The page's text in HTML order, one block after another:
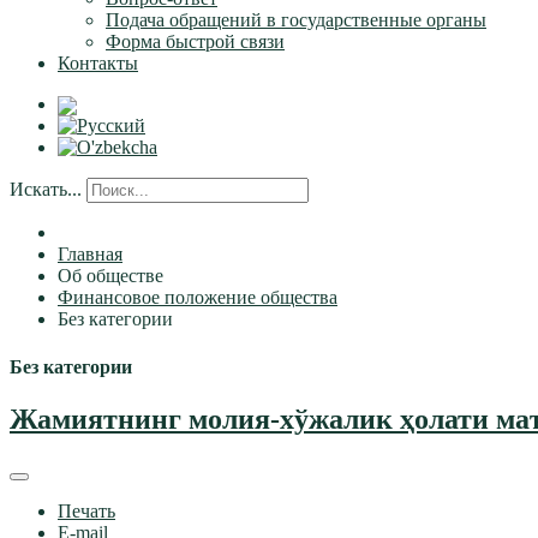
Подача обращений в государственные органы
Форма быстрой связи
Контакты
Искать...
Главная
Об обществе
Финансовое положение общества
Без категории
Без категории
Жамиятнинг молия-хўжалик ҳолати
Печать
E-mail